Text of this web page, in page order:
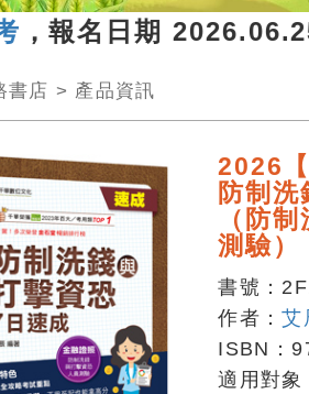
名日期
書店 > 產品資訊
2026
防制
（防
測驗）
書號：
作者：艾
ISBN：
適用對象